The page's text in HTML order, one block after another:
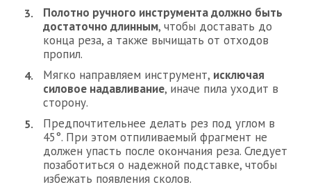
Полотно ручного инструмента должно быть
достаточно длинным, чтобы доставать до
конца реза, а также вычищать от отходов
пропил.
Мягко направляем инструмент, исключая
силовое надавливание, иначе пила уходит в
сторону.
Предпочтительнее делать рез под углом в
45°. При этом отпиливаемый фрагмент не
должен упасть после окончания реза. Следует
позаботиться о надежной подставке, чтобы
избежать появления сколов.